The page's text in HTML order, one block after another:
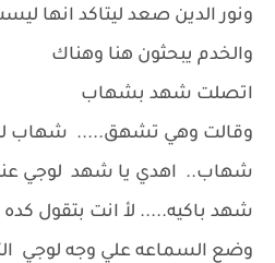
ونور الدين صعد ليتاكد انها
والخدم يبحثون هنا وهناك
اتصلت شهد بشهاب
وقالت وهي تشهق..... شهاب
شهاب.. اهدي يا شهد لوجي
شهد باكيه..... لأ انت بتقول كده
وضع السماعه علي وجه لوجي